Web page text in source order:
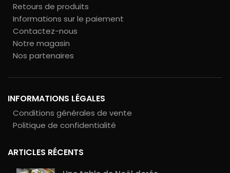
Retours de produits
Informations sur le paiement
Contactez-nous
Notre magasin
Nos partenaires
INFORMATIONS LÉGALES
Conditions générales de vente
Politique de confidentialité
ARTICLES RÉCENTS